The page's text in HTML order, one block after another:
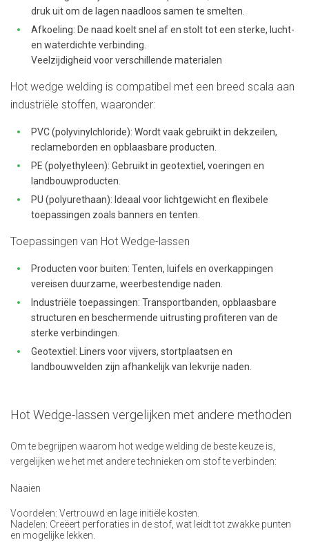
druk uit om de lagen naadloos samen te smelten.
Afkoeling: De naad koelt snel af en stolt tot een sterke, lucht-
en waterdichte verbinding.
Veelzijdigheid voor verschillende materialen
Hot wedge welding is compatibel met een breed scala aan
industriële stoffen, waaronder:
PVC (polyvinylchloride): Wordt vaak gebruikt in dekzeilen,
reclameborden en opblaasbare producten.
PE (polyethyleen): Gebruikt in geotextiel, voeringen en
landbouwproducten.
PU (polyurethaan): Ideaal voor lichtgewicht en flexibele
toepassingen zoals banners en tenten.
Toepassingen van Hot Wedge-lassen
Producten voor buiten: Tenten, luifels en overkappingen
vereisen duurzame, weerbestendige naden.
Industriële toepassingen: Transportbanden, opblaasbare
structuren en beschermende uitrusting profiteren van de
sterke verbindingen.
Geotextiel: Liners voor vijvers, stortplaatsen en
landbouwvelden zijn afhankelijk van lekvrije naden.
Hot Wedge-lassen vergelijken met andere methoden
Om te begrijpen waarom hot wedge welding de beste keuze is,
vergelijken we het met andere technieken om stof te verbinden:
Naaien
Voordelen: Vertrouwd en lage initiële kosten.
Nadelen: Creëert perforaties in de stof, wat leidt tot zwakke punten
en mogelijke lekken.